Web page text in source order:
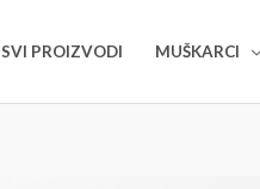
SVI PROIZVODI MUŠKARCI